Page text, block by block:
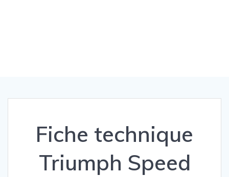
Fiche technique
Triumph Speed